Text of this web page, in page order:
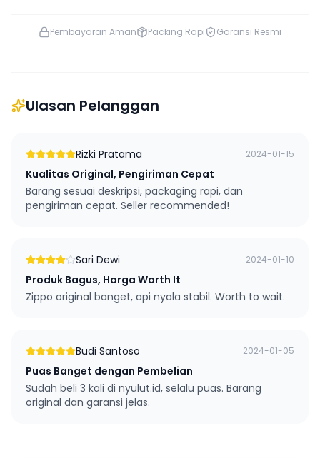
Pembayaran Aman Packing Rapi Garansi Resmi
Ulasan Pelanggan
Rizki Pratama 2024-01-15
Kualitas Original, Pengiriman Cepat
Barang sesuai deskripsi, packaging rapi, dan
pengiriman cepat. Seller recommended!
Sari Dewi 2024-01-10
Produk Bagus, Harga Worth It
Zippo original banget, api nyala stabil. Worth to wait.
Budi Santoso 2024-01-05
Puas Banget dengan Pembelian
Sudah beli 3 kali di nyulut.id, selalu puas. Barang
original dan garansi jelas.